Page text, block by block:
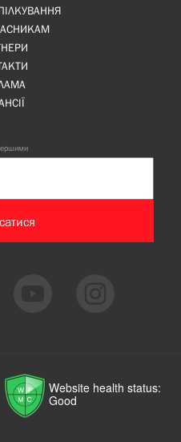
Website health status:
Good